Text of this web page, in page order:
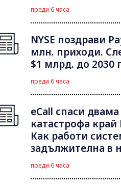
преди 6 часа
NYSE поздрави
млн. приходи.
$1 млрд. до 2030
преди 6 часа
eCall спаси
катастрофа
Как работи
задължителна в
преди 6 часа